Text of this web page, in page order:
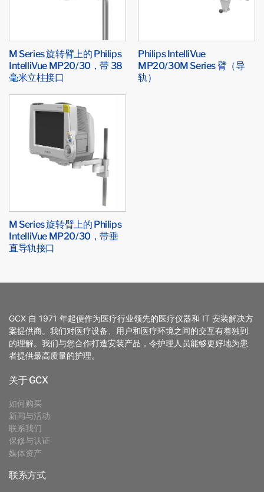
M Series 旋转臂上的 Philips
IntelliVue MP20/30，带 38
毫米立柱接口
Philips IntelliVue
MP20/30M Series 臂（导
轨）
M Series 旋转臂上的 Philips
IntelliVue MP20/30，带垂
直导轨接口
GCX 自 1971 年起便作为医疗行业领先的医疗仪器和 IT 安装解决方
案提供商。我们对医疗设备、用户和医疗环境之间的交互有着独到
的理解。我们与您合作打造安装产品，令护理人员能够更好地为患
者提供最高质量的护理。
关于 GCX
如何购买
新闻与活动
联系我们
保修与认证
媒体资产
联系方式